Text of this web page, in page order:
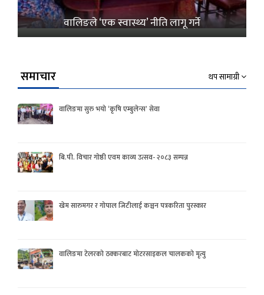
वालिङले ‘एक स्वास्थ्य’ नीति लागू गर्ने
समाचार थप सामाग्री
वालिङमा सुरु भयो ‘कृषि एम्बुलेन्स’ सेवा
बि.पी. विचार गोष्ठी एवम काव्य उत्सव- २०८३ सम्पन्न
खेम सारुमगर र गोपाल जिटीलाई कञ्चन पत्रकरिता पुरस्कार
वालिङमा टेलरको ठक्करबाट मोटरसाइकल चालकको मृत्यु